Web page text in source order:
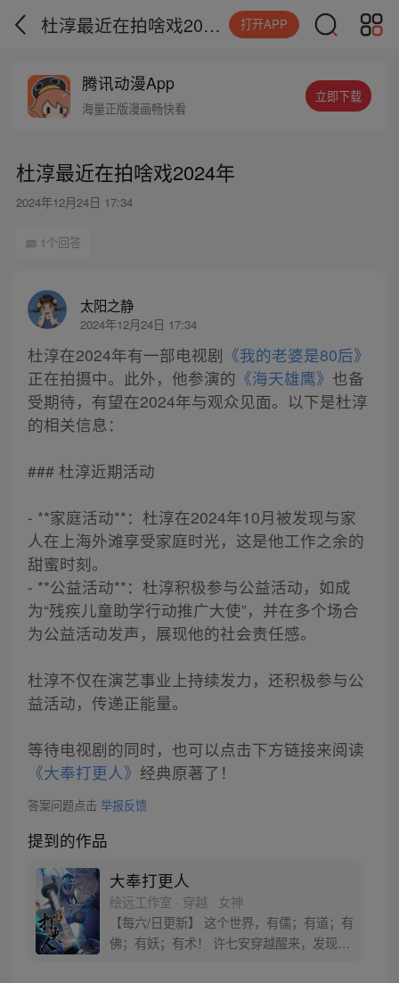
杜淳最近在拍啥戏2024年 打开APP
腾讯动漫App
海量正版漫画畅快看
立即下载
杜淳最近在拍啥戏2024年
2024年12月24日 17:34
1个回答
太阳之静
2024年12月24日 17:34
杜淳在2024年有一部电视剧 《我的老婆是80后》
正在拍摄中。此外，他参演的 《海天雄鹰》 也备
受期待，有望在2024年与观众见面。以下是杜淳
的相关信息：
### 杜淳近期活动
- **家庭活动**：杜淳在2024年10月被发现与家
人在上海外滩享受家庭时光，这是他工作之余的
甜蜜时刻。
- **公益活动**：杜淳积极参与公益活动，如成
为“残疾儿童助学行动推广大使”，并在多个场合
为公益活动发声，展现他的社会责任感。
杜淳不仅在演艺事业上持续发力，还积极参与公
益活动，传递正能量。
等待电视剧的同时，也可以点击下方链接来阅读
《大奉打更人》 经典原著了！
答案问题点击 举报反馈
提到的作品
大奉打更人
绘远工作室 · 穿越 · 女神
【每六/日更新】 这个世界，有儒；有道；有
佛；有妖；有术！ 许七安穿越醒来，发现自